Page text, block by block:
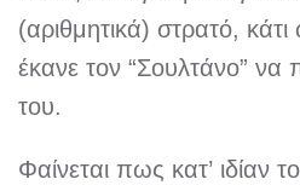
(αριθμητικά) στρατό,
έκανε τον “Σουλτάνο” να
του.
Φαίνεται πως κατ’ ιδίαν